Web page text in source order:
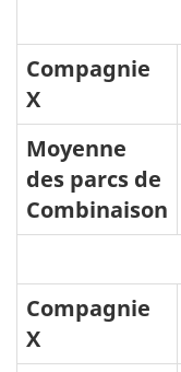
Compagnie
X
Moyenne
des parcs de
Combinaison
Compagnie
X